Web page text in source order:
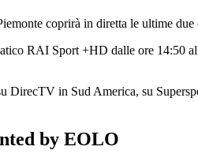
coprirà in diretta le ultime due
RAI Sport +HD dalle ore 14:50
DirecTV in Sud America, su
by EOLO